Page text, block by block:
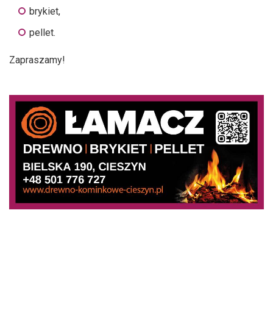
brykiet,
pellet.
Zapraszamy!